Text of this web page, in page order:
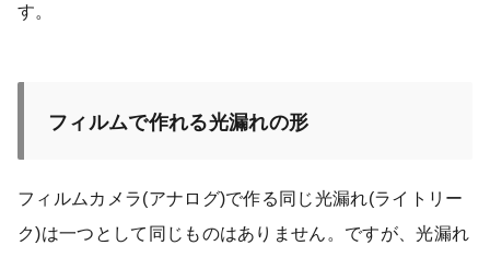
す。
フィルムで作れる光漏れの形
フィルムカメラ(アナログ)で作る同じ光漏れ(ライトリー
ク)は一つとして同じものはありません。ですが、光漏れ